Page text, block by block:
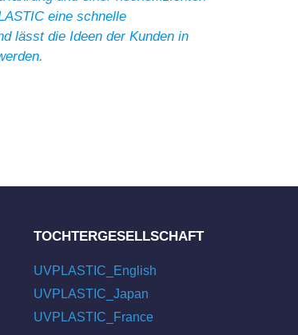
eine schnelle
lässt die Ideen der Kunden in
TOCHTERGESELLSCHAFT
UVPLASTIC_English
UVPLASTIC_Japan
UVPLASTIC_France